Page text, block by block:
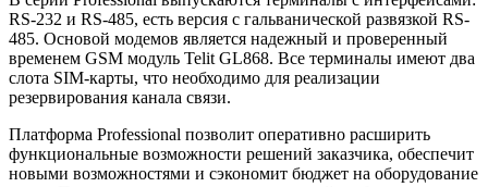
RS-232 и RS-485, есть версия с гальванической развязкой RS-
485. Основой модемов является надежный и проверенный
временем GSM модуль Telit GL868. Все терминалы имеют два
слота SIM-карты, что необходимо для реализации
резервирования канала связи.
Платформа Professional позволит оперативно расширить
функциональные возможности решений заказчика, обеспечит
новыми возможностями и сэкономит бюджет на оборудование